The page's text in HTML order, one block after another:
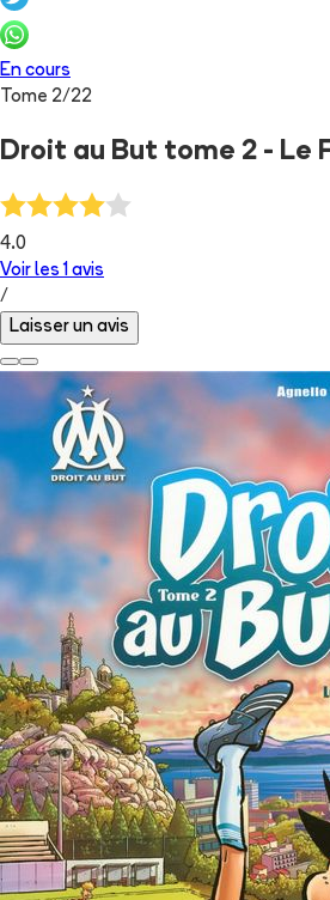
En cours
Tome 2/22
Droit au But tome 2 - Le
4.0
Voir les 1 avis
/
Laisser un avis